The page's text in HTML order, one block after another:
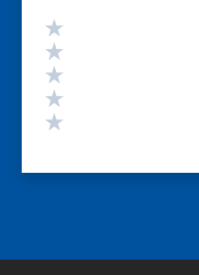
Valutazione